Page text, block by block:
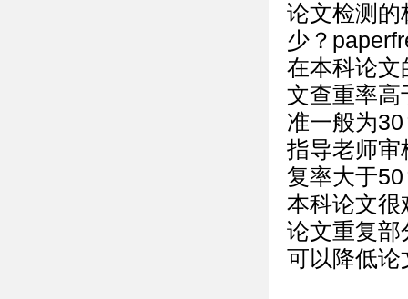
论文检测的
少？
在本科论文
文查重率高
准一般为
指导老师审
复率大于
本科论文很
论文重复部
可以降低论